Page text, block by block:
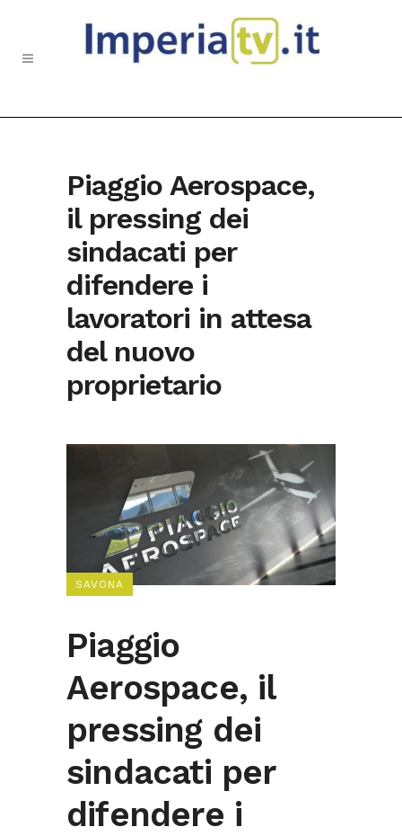
Piaggio Aerospace,
il pressing dei
sindacati per
difendere i
lavoratori in attesa
del nuovo
proprietario
SAVONA
Piaggio
Aerospace, il
pressing dei
sindacati per
difendere i